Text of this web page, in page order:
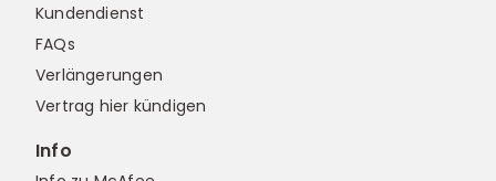
Kundendienst
FAQs
Verlängerungen
Vertrag hier kündigen
Info